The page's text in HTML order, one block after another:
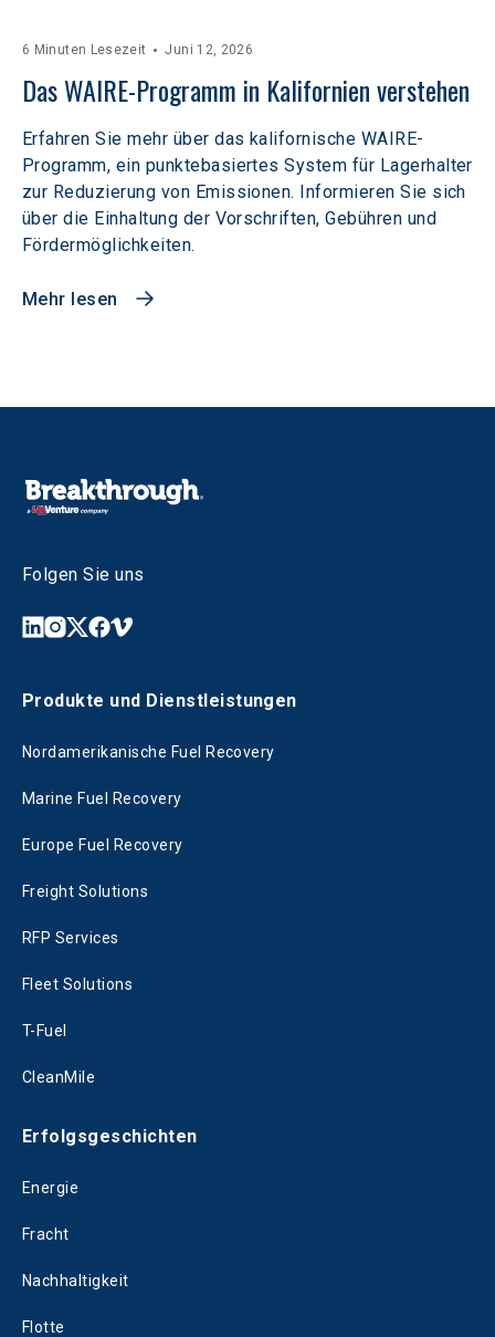
6 Minuten Lesezeit Juni 12, 2026
Das WAIRE-Programm in Kalifornien verstehen
Erfahren Sie mehr über das kalifornische WAIRE-
Programm, ein punktebasiertes System für Lagerhalter
zur Reduzierung von Emissionen. Informieren Sie sich
über die Einhaltung der Vorschriften, Gebühren und
Fördermöglichkeiten.
Mehr lesen
Folgen Sie uns
Produkte und Dienstleistungen
Nordamerikanische Fuel Recovery
Marine Fuel Recovery
Europe Fuel Recovery
Freight Solutions
RFP Services
Fleet Solutions
T-Fuel
CleanMile
Erfolgsgeschichten
Energie
Fracht
Nachhaltigkeit
Flotte